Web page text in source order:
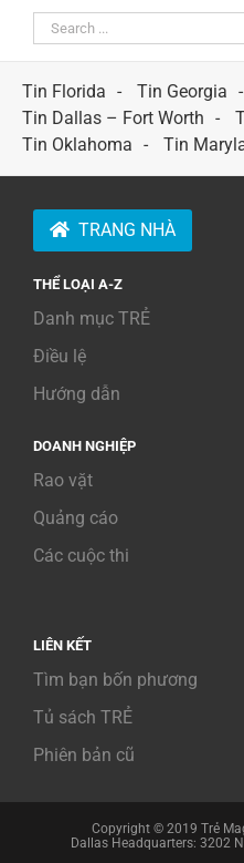
Search
for:
Tin Florida
Tin Georgia
Tin Dallas – Fort Worth
Tin Oklahoma
Tin
TRANG NHÀ
THỂ LOẠI A-Z
Danh mục TRẺ
Điều lệ
Hướng dẫn
DOANH NGHIỆP
Rao vặt
Quảng cáo
Các cuộc thi
LIÊN KẾT
Tìm bạn bốn phương
Tủ sách TRẺ
Phiên bản cũ
Copyright © 2019 Trẻ
Dallas Headquarters: 3202